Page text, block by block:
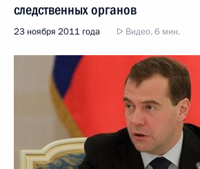
следственных органов
23 ноября 2011 года Видео, 6 мин.